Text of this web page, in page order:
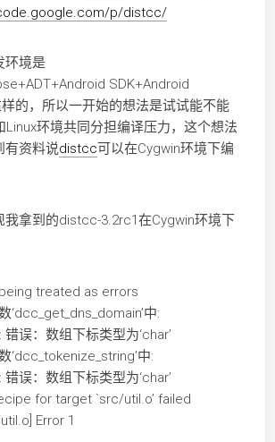
p/distcc/
环境是
SDK+Android
样的，所以一开始的想法是试试能不能
Linux环境共同分担编译压力，这个想法
有资料说distcc可以在Cygwin环境下编
我拿到的distcc-3.2rc1在Cygwin环境下
treated as errors
‘dcc_get_dns_domain’中:
误：数组下标类型为‘char’
‘dcc_tokenize_string’中:
误：数组下标类型为‘char’
for target `src/util.o’ failed
Error 1